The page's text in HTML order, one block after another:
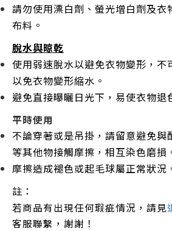
請勿使用漂白劑、螢光增白劑及衣
布料。
脫水與晾乾
使用弱速脫水以避免衣物變形，不
以免衣物變形縮水。
避免直接曝曬日光下，易使衣物退
平時使用
不論穿著或是吊掛，請留意避免與
等其他物接觸摩擦，相互染色磨損
摩擦造成褪色或起毛球屬正常狀況
註：
若商品有出現任何瑕疵情況，請見
客服聯繫，謝謝！